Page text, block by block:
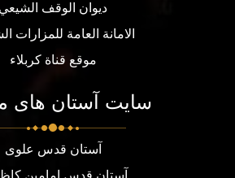
ديوان الوقف الشيعي
الامانة العامة للمزارات
موقع قناة كربلاء
سایت آستان های
آستان قدس علوی